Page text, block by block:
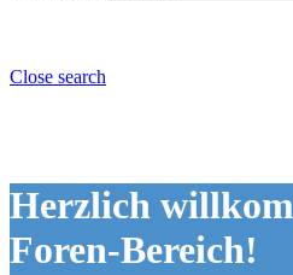
Close search
Herzlich
Foren-Bereich!